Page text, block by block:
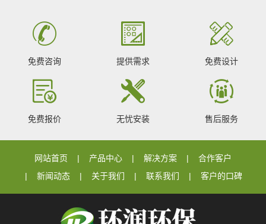
免费咨询 提供需求 免费设计
免费报价 无忧安装 售后服务
网站首页 产品中心 解决方案
合作客户
新闻动态
关于我们 联系我们 客户的口碑